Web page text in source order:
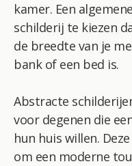
kamer. Een
schilderij te kiezen
de breedte van je
bank of een bed is.
Abstracte
voor degenen die
hun huis willen.
om een moderne